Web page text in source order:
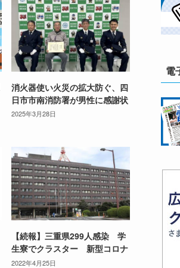
消火器使い火災の拡大防ぐ、四
日市市南消防署が男性に感謝状
2025年3月28日
【続報】三重県299人感染 学
生寮でクラスター 新型コロナ
2022年4月25日
電